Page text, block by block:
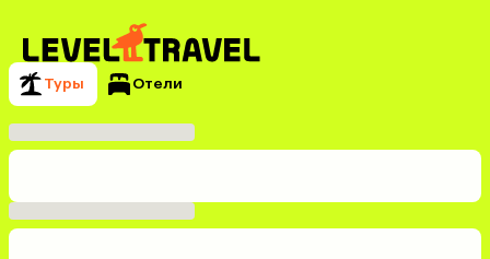
Туры Отели